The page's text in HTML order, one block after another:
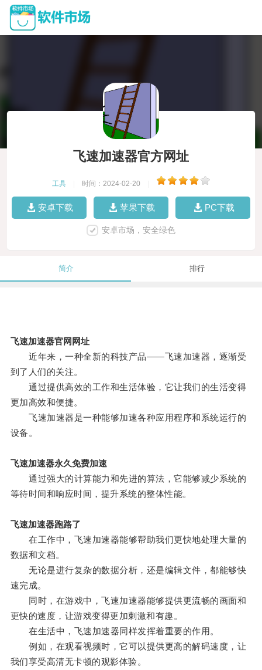
飞速加速器官方网址
工具 时间：2024-02-20
安卓下载 苹果下载 PC下载
安卓市场，安全绿色
简介 排行
飞速加速器官网网址
近年来，一种全新的科技产品——飞速加速器，逐渐受
到了人们的关注。
通过提供高效的工作和生活体验，它让我们的生活变得
更加高效和便捷。
飞速加速器是一种能够加速各种应用程序和系统运行的
设备。
飞速加速器永久免费加速
通过强大的计算能力和先进的算法，它能够减少系统的
等待时间和响应时间，提升系统的整体性能。
飞速加速器跑路了
在工作中，飞速加速器能够帮助我们更快地处理大量的
数据和文档。
无论是进行复杂的数据分析，还是编辑文件，都能够快
速完成。
同时，在游戏中，飞速加速器能够提供更流畅的画面和
更快的速度，让游戏变得更加刺激和有趣。
在生活中，飞速加速器同样发挥着重要的作用。
例如，在观看视频时，它可以提供更高的解码速度，让
我们享受高清无卡顿的观影体验。